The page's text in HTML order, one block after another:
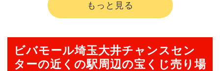
もっと見る
ビバモール埼玉大井チャンスセン
ターの近くの駅周辺の宝くじ売り場